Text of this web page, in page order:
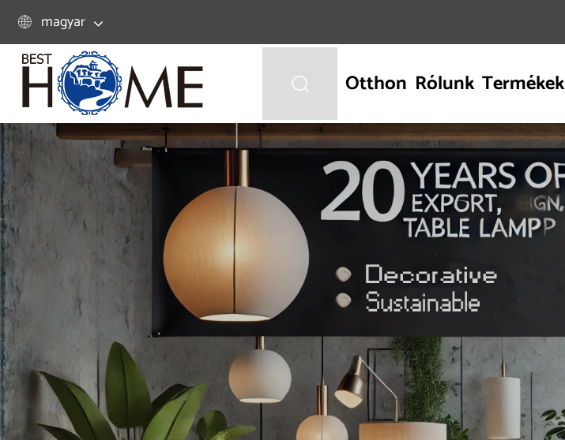
 magyar
 Otthon Rólunk Termékek